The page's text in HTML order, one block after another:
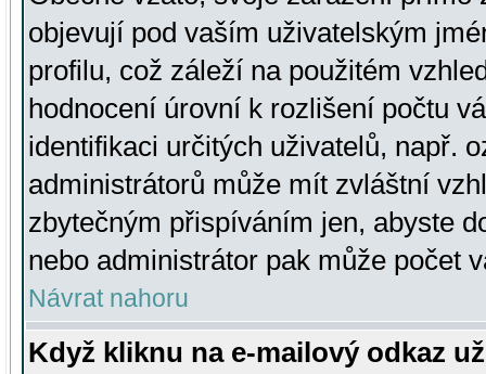
objevují pod vaším uživatelským
profilu, což záleží na použitém
hodnocení úrovní k rozlišení počtu
identifikaci určitých uživatelů, např.
administrátorů může mít zvláštní
zbytečným přispíváním jen, abyste
nebo administrátor pak může počet
Návrat nahoru
Když kliknu na e-mailový odkaz